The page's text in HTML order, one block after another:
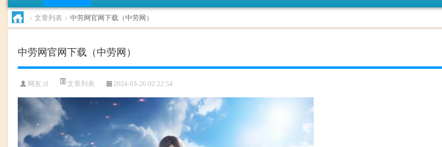
> 文章列表 > 中劳网官网下载（中劳网）
中劳网官网下载（中劳网）
网友:zl 文章列表 2024-03-26 02:22:54